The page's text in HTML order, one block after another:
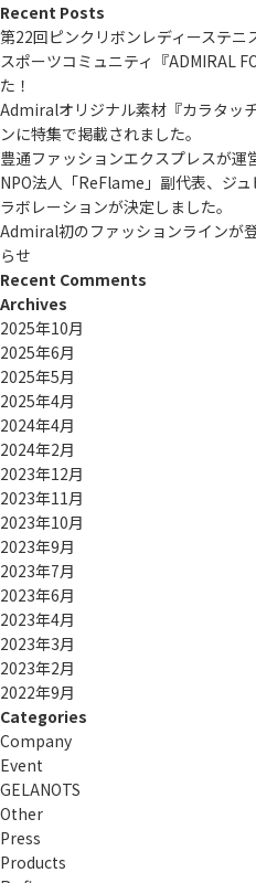
Recent Posts
第22回ピンクリボンレディーステ
スポーツコミュニティ『ADMIRAL
た！
Admiralオリジナル素材『カラタッ
ンに特集で掲載されました。
豊通ファッションエクスプレスが運
NPO法人「ReFlame」副代表、ジ
ラボレーションが決定しました。
Admiral初のファッションラインが
らせ
Recent Comments
Archives
2025年10月
2025年6月
2025年5月
2025年4月
2024年4月
2024年2月
2023年12月
2023年11月
2023年10月
2023年9月
2023年7月
2023年6月
2023年4月
2023年3月
2023年2月
2022年9月
Categories
Company
Event
GELANOTS
Other
Press
Products